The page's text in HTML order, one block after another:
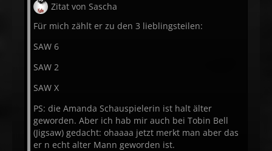
Zitat von Sascha
Für mich zählt er zu den 3 lieblingsteilen:
SAW 6
SAW 2
SAW X
PS: die Amanda Schauspielerin ist halt älter
geworden. Aber ich hab mir auch bei Tobin Bell
(Jigsaw) gedacht: ohaaaa jetzt merkt man aber das
er n echt alter Mann geworden ist.